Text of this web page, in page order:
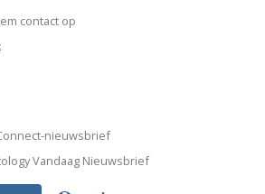
contact op
nieuwsbrief
Vandaag Nieuwsbrief